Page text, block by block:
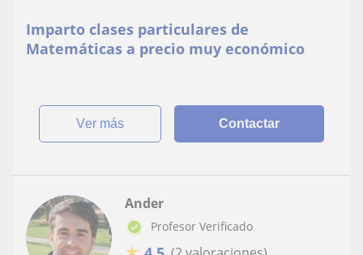
Imparto clases particulares de
Matemáticas a precio muy económico
ver más Contactar
Ander
Profesor Verificado